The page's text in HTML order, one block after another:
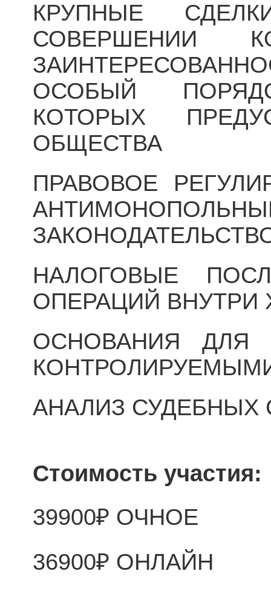
КРУПНЫЕ
СОВЕРШЕНИИ
ОСОБЫЙ
КОТОРЫХ
ОБЩЕСТВА
ПРАВОВОЕ
НАЛОГОВЫЕ
ОПЕРАЦИЙ ВНУТРИ
ОСНОВАНИЯ ДЛЯ
АНАЛИЗ
Стоимость участия:
39900₽ ОЧНОЕ
36900₽ ОНЛАЙН